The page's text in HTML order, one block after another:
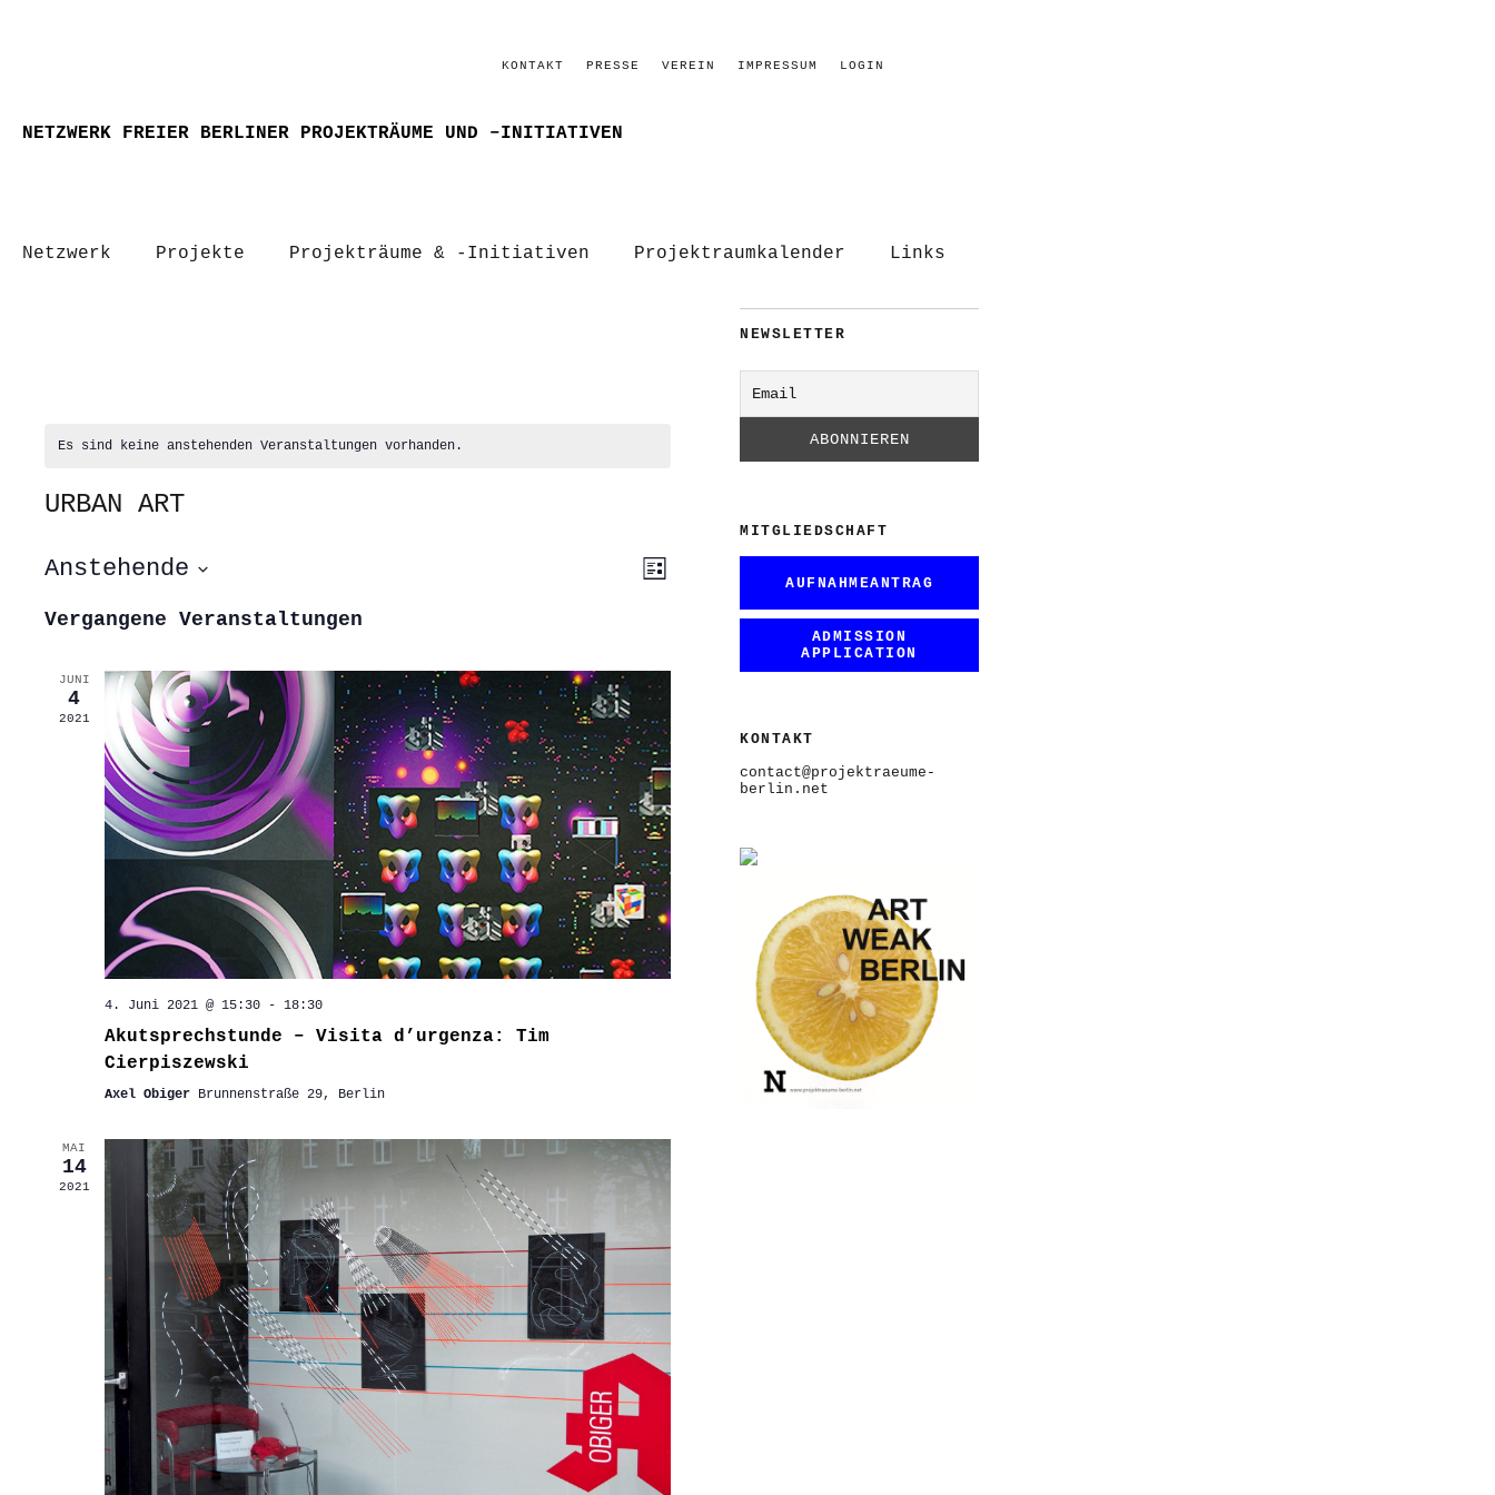
KONTAKT PRESSE VEREIN IMPRESSUM LOGIN
NETZWERK FREIER BERLINER PROJEKTRÄUME UND –INITIATIVEN
Netzwerk Projekte Projekträume & -Initiativen Projektraumkalender Links
Es sind keine anstehenden Veranstaltungen vorhanden.
URBAN ART
ANSICHTEN-
NAVIGATION
VERANSTALTUNG
ANSICHTEN-
Liste
Anstehende
wählen.
Vergangene Veranstaltungen
JUNI
4
2021
4. Juni 2021 @ 15:30- 18:30
Akutsprechstunde – Visita d’urgenza: Tim
Cierpiszewski
Axel Obiger Brunnenstraße 29, Berlin
MAI
14
2021
NEWSLETTER
MITGLIEDSCHAFT
AUFNAHMEANTRAG
ADMISSION
APPLICATION
KONTAKT
contact@projektraeume-
berlin.net